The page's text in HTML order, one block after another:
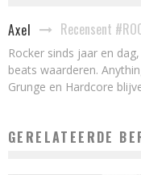
Axel Recensent
Rocker sinds jaar en
beats waarderen.
Grunge en Hardcore
GERELATEERDE